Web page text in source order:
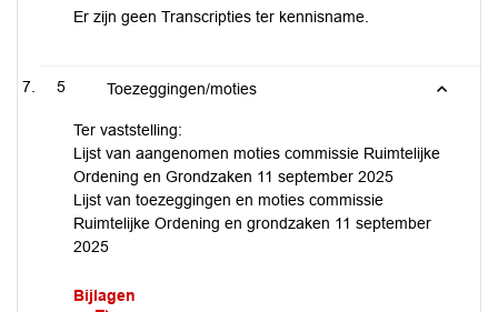
Er zijn geen Transcripties ter kennisname.
5 Toezeggingen/moties
Ter vaststelling:
Lijst van aangenomen moties commissie Ruimtelijke
Ordening en Grondzaken 11 september 2025
Lijst van toezeggingen en moties commissie
Ruimtelijke Ordening en grondzaken 11 september
2025
Bijlagen